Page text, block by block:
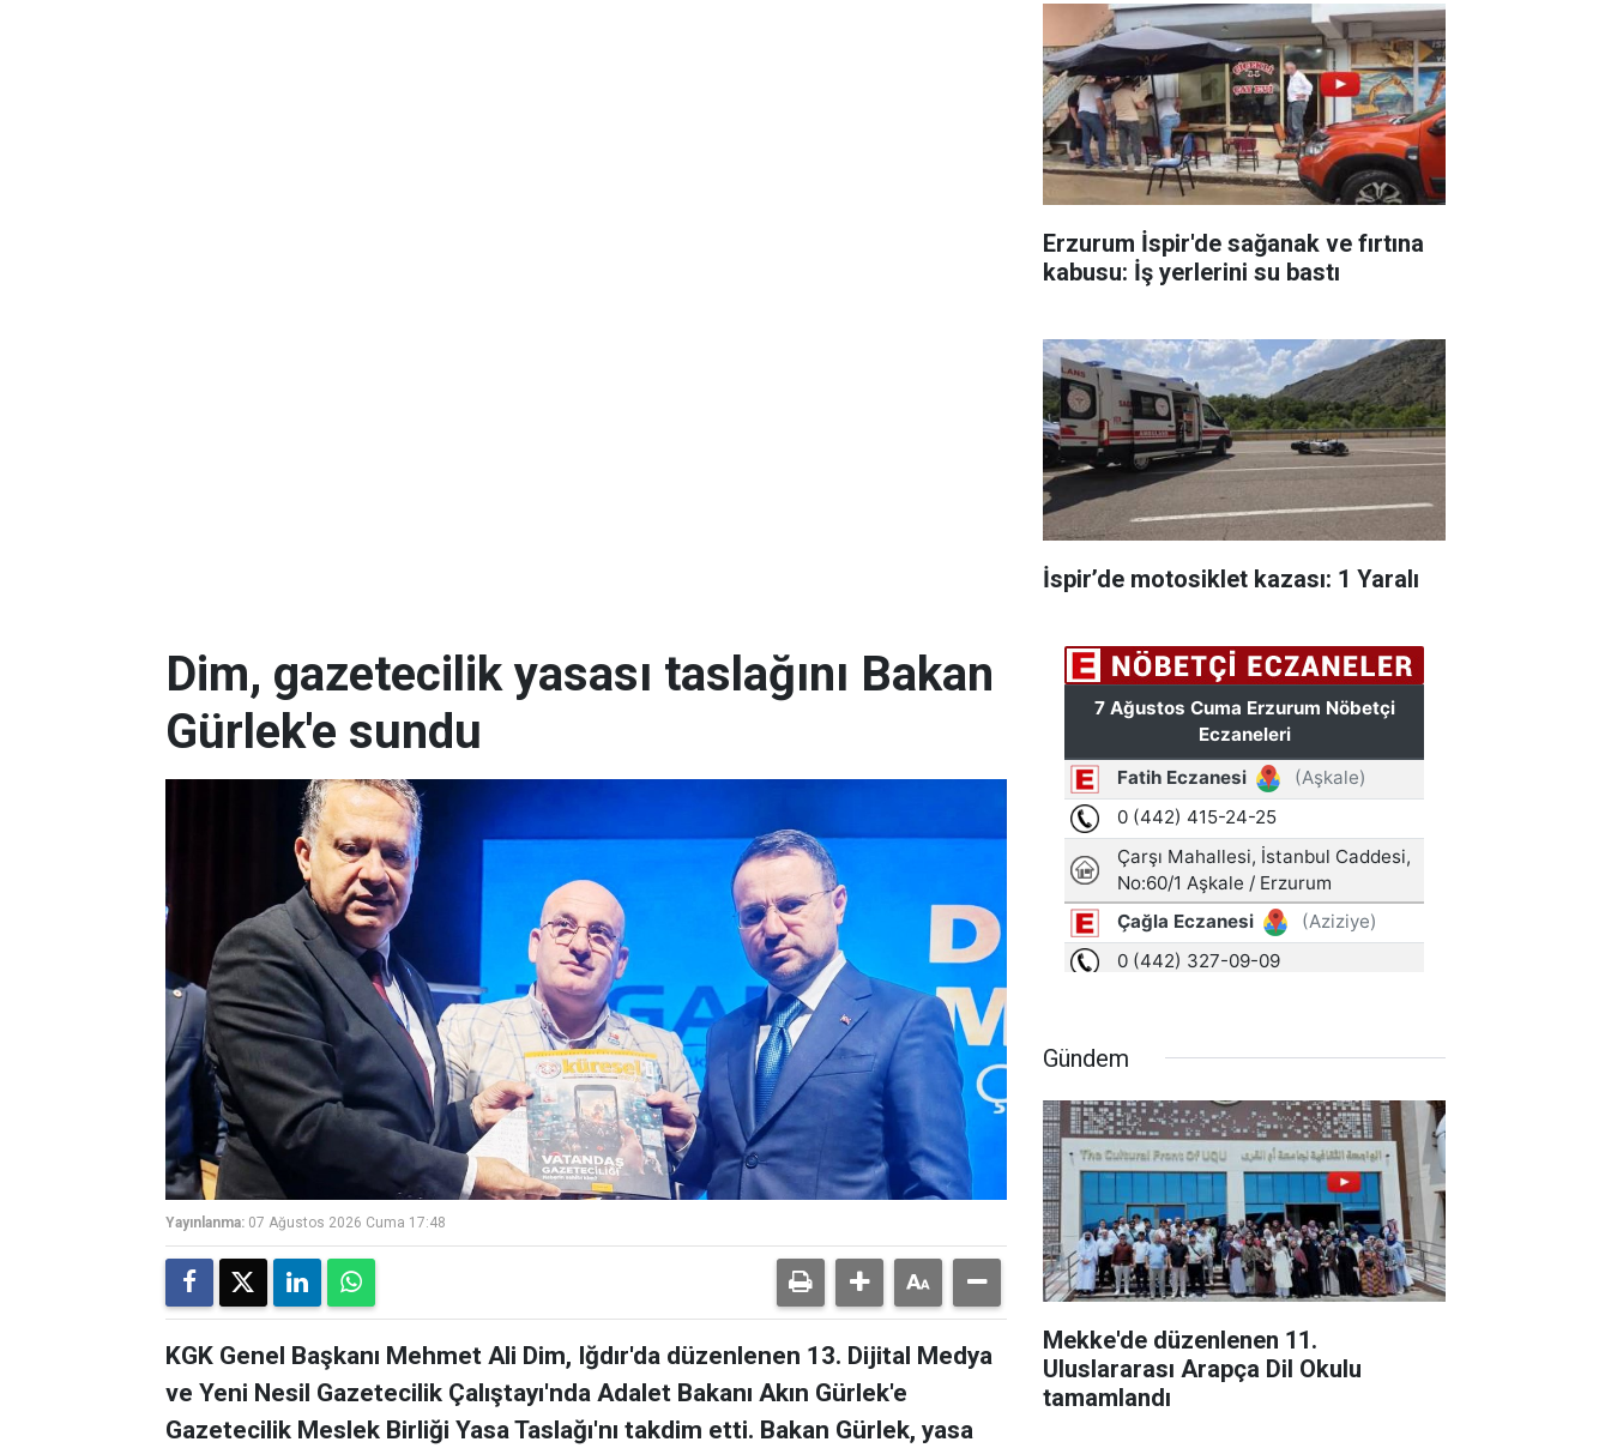
Erzurum İspir'de sağanak ve fırtına
kabusu: İş yerlerini su bastı
İspir’de motosiklet kazası: 1 Yaralı
Dim, gazetecilik yasası taslağını Bakan
Gürlek'e sundu
Yayınlanma: 07 Ağustos 2026 Cuma 17:48
KGK Genel Başkanı Mehmet Ali Dim, Iğdır'da düzenlenen 13. Dijital Medya
ve Yeni Nesil Gazetecilik Çalıştayı'nda Adalet Bakanı Akın Gürlek'e
Gazetecilik Meslek Birliği Yasa Taslağı'nı takdim etti. Bakan Gürlek, yasa
Gündem
Mekke'de düzenlenen 11.
Uluslararası Arapça Dil Okulu
tamamlandı